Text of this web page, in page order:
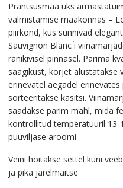
Prantsusmaa üks
valmistamise maakonnas –
piirkond, kus sünnivad
Sauvignon Blanc ́i
ränikivisel pinnasel. Parima
saagikust, korjet alustatakse
erinevatel aegadel
sorteeritakse käsitsi.
saadakse parim mahl, mida
kontrollitud temperatuuril 13-
puuviljase aroomi.
Veini hoitakse settel kuni
ja pika järelmaitse